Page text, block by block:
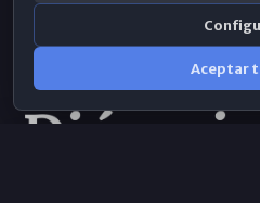
Aceptar